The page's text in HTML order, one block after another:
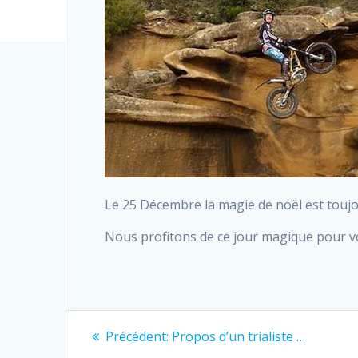
Le 25 Décembre la magie de noël est
Nous profitons de ce jour magique pour
Navigation
Précédent: Previous
Propos d’un trialiste …